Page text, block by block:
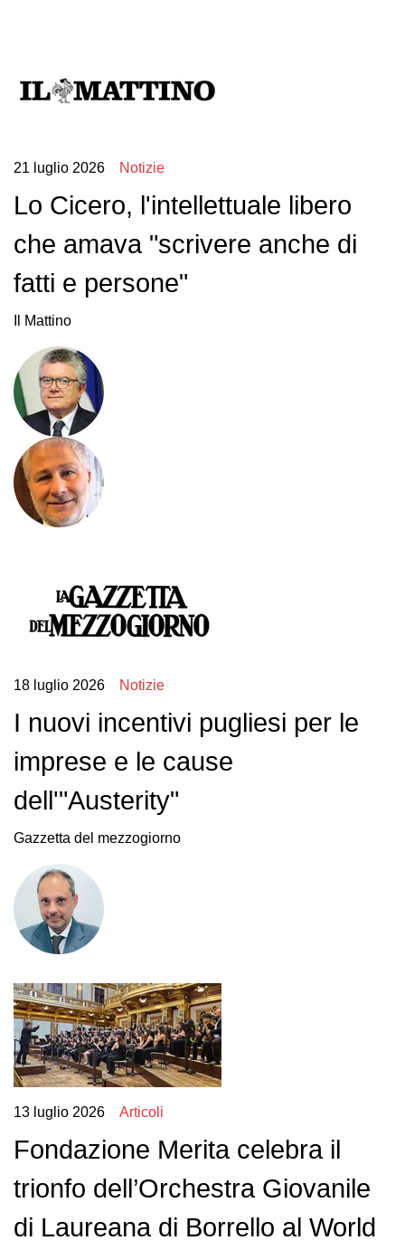
21 luglio 2026 Notizie
Lo Cicero, l'intellettuale libero
che amava "scrivere anche di
fatti e persone"
Il Mattino
18 luglio 2026 Notizie
I nuovi incentivi pugliesi per le
imprese e le cause
dell'"Austerity"
Gazzetta del mezzogiorno
13 luglio 2026 Articoli
Fondazione Merita celebra il
trionfo dell’Orchestra Giovanile
di Laureana di Borrello al World